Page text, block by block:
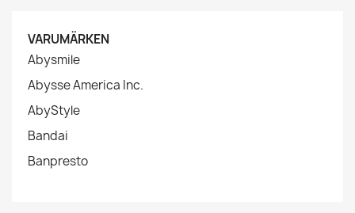
VARUMÄRKEN
Abysmile
Abysse America Inc.
AbyStyle
Bandai
Banpresto